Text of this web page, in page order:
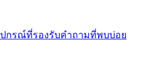
กรณ์ที่รองรับคำถามที่พบบ่อย